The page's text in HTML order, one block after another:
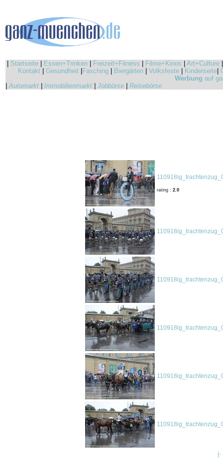
Startseite Essen+Trinken Freizeit+Fitness Filme+Kinos Art+Culture
Kontakt
Gesundheit Fasching Biergärten Volksfeste Kinderseite
Werbung auf
|Automarkt Immobilienmarkt Jobbörse Reisebörse
rating : 2.0